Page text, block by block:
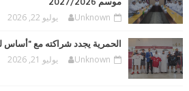
Unknown يوليو 22, 2026
الحمرية يجدد شراكته مع "أساس
Unknown يوليو 21, 2026